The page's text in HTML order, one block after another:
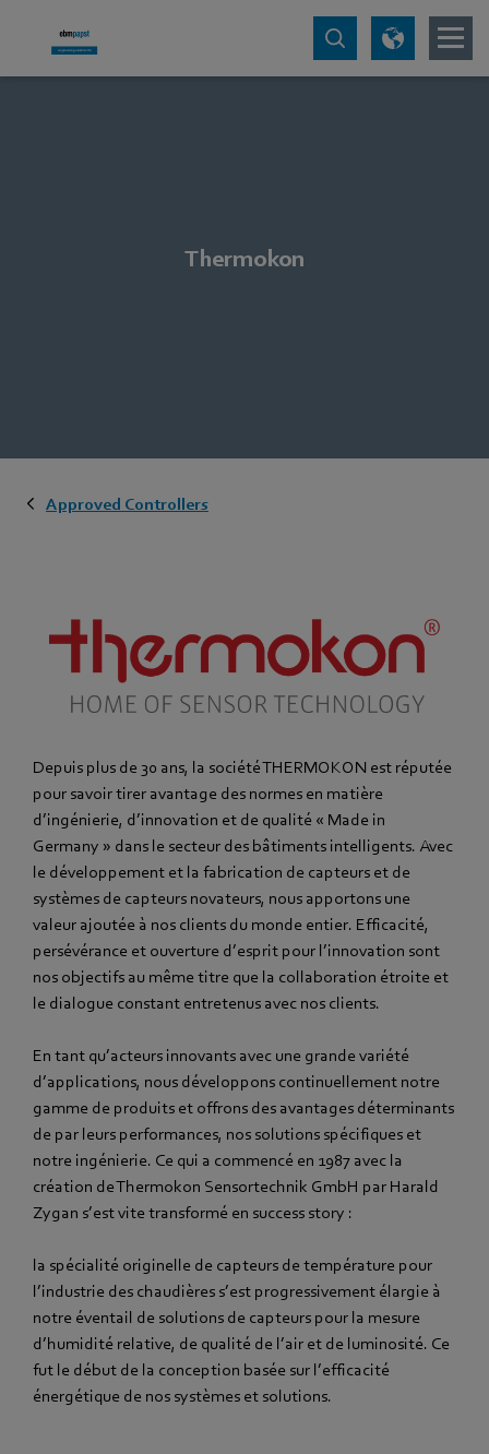
Thermokon
Approved Controllers
Depuis plus de 30 ans, la société THERMOKON est réputée
pour savoir tirer avantage des normes en matière
d’ingénierie, d’innovation et de qualité « Made in
Germany » dans le secteur des bâtiments intelligents. Avec
le développement et la fabrication de capteurs et de
systèmes de capteurs novateurs, nous apportons une
valeur ajoutée à nos clients du monde entier. Efficacité,
persévérance et ouverture d’esprit pour l’innovation sont
nos objectifs au même titre que la collaboration étroite et
le dialogue constant entretenus avec nos clients.
En tant qu’acteurs innovants avec une grande variété
d’applications, nous développons continuellement notre
gamme de produits et offrons des avantages déterminants
de par leurs performances, nos solutions spécifiques et
notre ingénierie. Ce qui a commencé en 1987 avec la
création de Thermokon Sensortechnik GmbH par Harald
Zygan s’est vite transformé en success story :
la spécialité originelle de capteurs de température pour
l’industrie des chaudières s’est progressivement élargie à
notre éventail de solutions de capteurs pour la mesure
d’humidité relative, de qualité de l’air et de luminosité. Ce
fut le début de la conception basée sur l’efficacité
énergétique de nos systèmes et solutions.